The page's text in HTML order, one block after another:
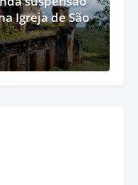
Igreja de São